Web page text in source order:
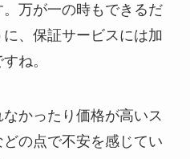
万が一の時もできるだ
、保証サービスには加
ね。
かったり価格が高いス
の点で不安を感じてい